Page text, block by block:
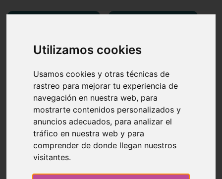
Utilizamos cookies
Usamos cookies y otras técnicas de
rastreo para mejorar tu experiencia de
navegación en nuestra web, para
mostrarte contenidos personalizados y
anuncios adecuados, para analizar el
tráfico en nuestra web y para
comprender de donde llegan nuestros
visitantes.
Piscinas